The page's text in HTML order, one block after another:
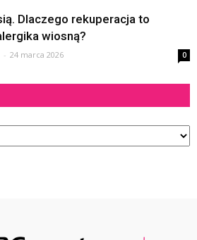
Dlaczego rekuperacja to
wiosną?
- 24 marca 2026 0